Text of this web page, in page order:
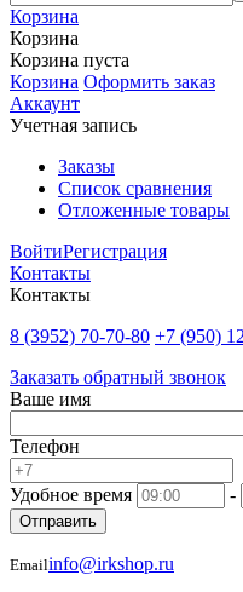
Корзина
Корзина
Корзина пуста
Корзина Оформить заказ
Аккаунт
Учетная запись
Заказы
Список сравнения
Отложенные товары
ВойтиРегистрация
Контакты
Контакты
8 (3952) 70-70-80 +7 (950)
Заказать обратный звонок
Ваше имя
Телефон
Удобное время -
Отправить
Emailinfo@irkshop.ru